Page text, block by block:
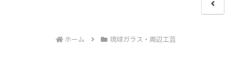
前
ホーム 琉球ガラス・周辺工芸